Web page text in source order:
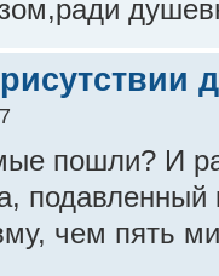
пошли? И
подавленный
чем пять